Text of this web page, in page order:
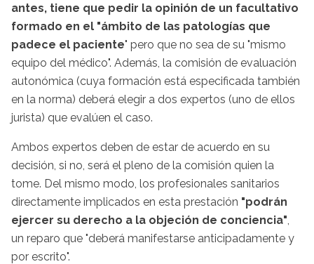
antes, tiene que pedir la opinión de un facultativo
formado en el "ámbito de las patologías que
padece el paciente" pero que no sea de su "mismo
equipo del médico". Además, la comisión de evaluación
autonómica (cuya formación está especificada también
en la norma) deberá elegir a dos expertos (uno de ellos
jurista) que evalúen el caso.
Ambos expertos deben de estar de acuerdo en su
decisión, si no, será el pleno de la comisión quien la
tome. Del mismo modo, los profesionales sanitarios
directamente implicados en esta prestación "podrán
ejercer su derecho a la objeción de conciencia",
un reparo que "deberá manifestarse anticipadamente y
por escrito".